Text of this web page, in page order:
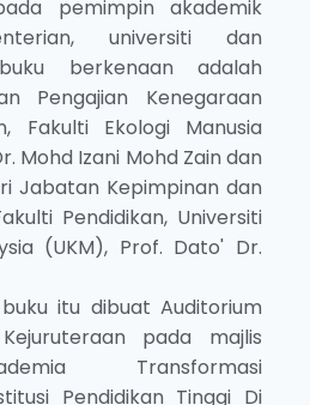
pemimpin akademik
universiti dan
berkenaan adalah
Pengajian Kenegaraan
Fakulti Ekologi Manusia
Mohd Izani Mohd Zain dan
Jabatan Kepimpinan dan
Pendidikan, Universiti
(UKM), Prof. Dato' Dr.
itu dibuat Auditorium
pada majlis
Transformasi
Pendidikan Tinggi Di